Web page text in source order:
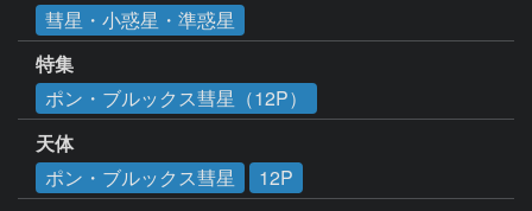
彗星・小惑星・準惑星
特集
ポン・ブルックス彗星（12P）
天体
ポン・ブルックス彗星
12P